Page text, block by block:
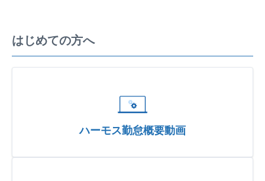
はじめての方へ
ハーモス勤怠概要動画